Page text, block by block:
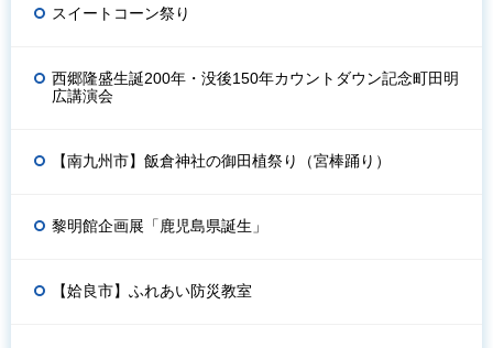
スイートコーン祭り
西郷隆盛生誕200年・没後150年カウントダウン記念町田明
広講演会
【南九州市】飯倉神社の御田植祭り（宮棒踊り）
黎明館企画展「鹿児島県誕生」
【姶良市】ふれあい防災教室